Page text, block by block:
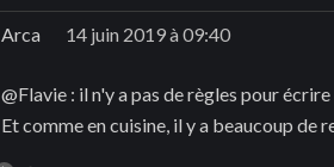
Arca 14 juin 2019 à 09:40
@Flavie : il n'y a pas de règles pour écrire
Et comme en cuisine, il y a beaucoup